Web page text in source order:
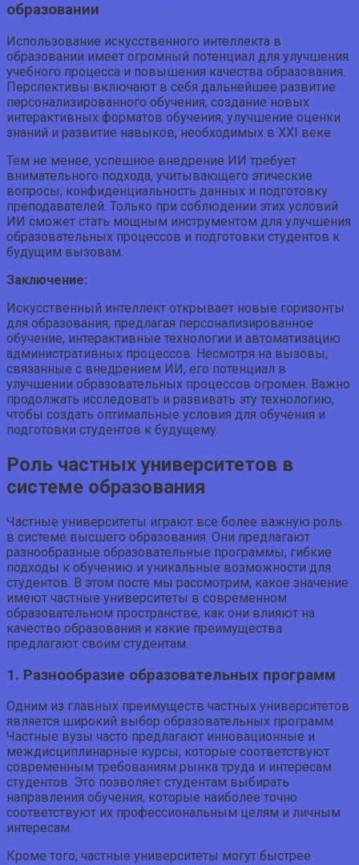
образовании
Использование искусственного интеллекта в
образовании имеет огромный потенциал для улучшения
учебного процесса и повышения качества образования.
Перспективы включают в себя дальнейшее развитие
персонализированного обучения, создание новых
интерактивных форматов обучения, улучшение оценки
знаний и развитие навыков, необходимых в XXI веке.
Тем не менее, успешное внедрение ИИ требует
внимательного подхода, учитывающего этические
вопросы, конфиденциальность данных и подготовку
преподавателей. Только при соблюдении этих условий
ИИ сможет стать мощным инструментом для улучшения
образовательных процессов и подготовки студентов к
будущим вызовам.
Заключение:
Искусственный интеллект открывает новые горизонты
для образования, предлагая персонализированное
обучение, интерактивные технологии и автоматизацию
административных процессов. Несмотря на вызовы,
связанные с внедрением ИИ, его потенциал в
улучшении образовательных процессов огромен. Важно
продолжать исследовать и развивать эту технологию,
чтобы создать оптимальные условия для обучения и
подготовки студентов к будущему.
Роль частных университетов в
системе образования
Частные университеты играют все более важную роль
в системе высшего образования. Они предлагают
разнообразные образовательные программы, гибкие
подходы к обучению и уникальные возможности для
студентов. В этом посте мы рассмотрим, какое значение
имеют частные университеты в современном
образовательном пространстве, как они влияют на
качество образования и какие преимущества
предлагают своим студентам.
1. Разнообразие образовательных программ
Одним из главных преимуществ частных университетов
является широкий выбор образовательных программ.
Частные вузы часто предлагают инновационные и
междисциплинарные курсы, которые соответствуют
современным требованиям рынка труда и интересам
студентов. Это позволяет студентам выбирать
направления обучения, которые наиболее точно
соответствуют их профессиональным целям и личным
интересам.
Кроме того, частные университеты могут быстрее